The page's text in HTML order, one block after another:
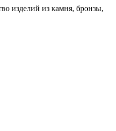
изделий из камня, бронзы,